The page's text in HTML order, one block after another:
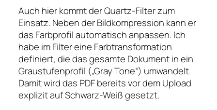
Auch hier kommt der Quartz-Filter zum
Einsatz. Neben der Bildkompression kann er
das Farbprofil automatisch anpassen. Ich
habe im Filter eine Farbtransformation
definiert, die das gesamte Dokument in ein
Graustufenprofil („Gray Tone“) umwandelt.
Damit wird das PDF bereits vor dem Upload
explizit auf Schwarz-Weiß gesetzt.